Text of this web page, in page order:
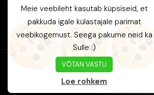
aega enne 24h, on T&M Ilusalongil
broneeritud teenuse maksumusest.
© 2005 - 2024 T&M Ilusalong, T&M
See sait on kaitstud reCAPTCHA ja
Meie veebileht kasutab küpsiseid, et
pakkuda igale külastajale parimat
veebikogemust. Seega pakume neid ka
Sulle :)
VÕTAN VASTU
Loe rohkem